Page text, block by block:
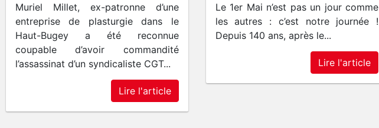
Muriel Millet, ex-patronne d’une
entreprise de plasturgie dans le
Haut-Bugey a été reconnue
coupable d’avoir commandité
l’assassinat d’un syndicaliste CGT...
Lire l'article
Le 1er Mai n’est pas un jour comme
les autres : c’est notre journée !
Depuis 140 ans, après le...
Lire l'article